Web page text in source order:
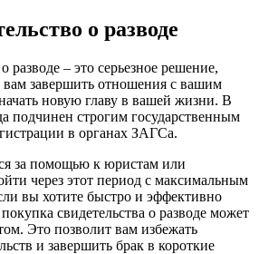
о разводе
разводе – это серьезное решение,
вам завершить отношения с вашим
новую главу в вашей жизни. В
подчинен строгим государственным
в органах ЗАГСа.
за помощью к юристам или
через этот период с максимальным
вы хотите быстро и эффективно
свидетельства о разводе может
Это позволит вам избежать
и завершить брак в короткие